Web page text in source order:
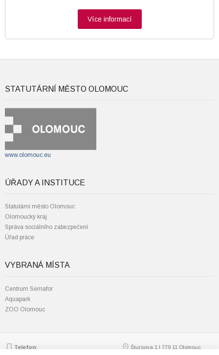
Více informací
STATUTÁRNÍ MĚSTO OLOMOUC
www.olomouc.eu
ÚŘADY A INSTITUCE
Statutární město Olomouc
Olomoucký kraj
Správa sociálního zabezpečení
Úřad práce
VYBRANÁ MÍSTA
Centrum Semafor
Aquapark
ZOO Olomouc
Telefon:
Štursova 1 | 779 11 Olomouc